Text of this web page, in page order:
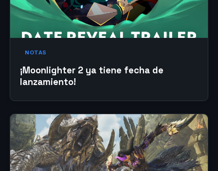
NOTAS
¡Moonlighter 2 ya tiene fecha de
lanzamiento!